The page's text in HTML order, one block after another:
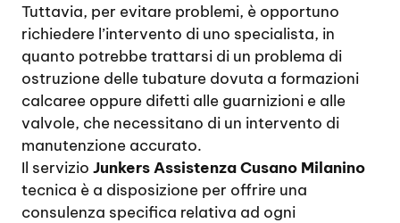
Tuttavia, per evitare problemi, è opportuno
richiedere l’intervento di uno specialista, in
quanto potrebbe trattarsi di un problema di
ostruzione delle tubature dovuta a formazioni
calcaree oppure difetti alle guarnizioni e alle
valvole, che necessitano di un intervento di
manutenzione accurato.
Il servizio Junkers Assistenza Cusano Milanino
tecnica è a disposizione per offrire una
consulenza specifica relativa ad ogni